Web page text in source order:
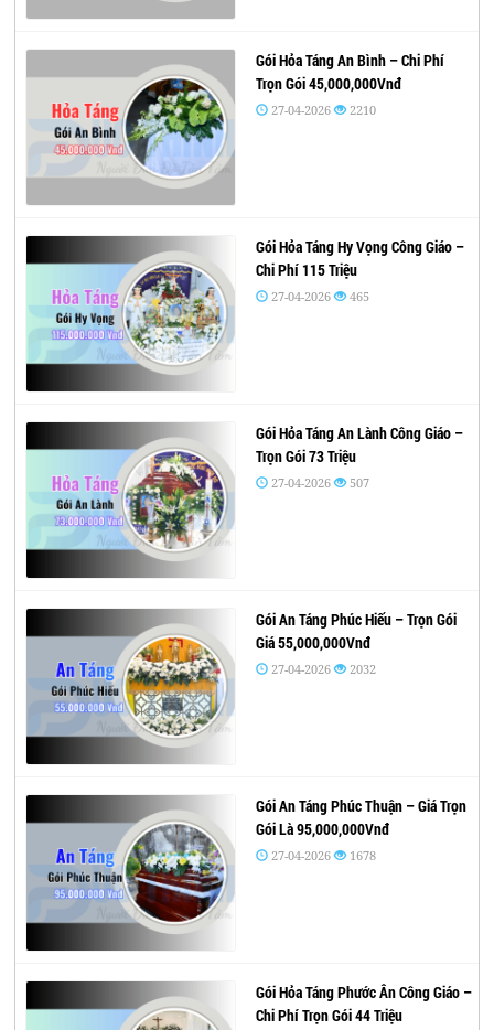
Gói Hỏa Táng An Bình – Chi Phí
Trọn Gói 45,000,000Vnđ
27-04-2026 2210
Gói Hỏa Táng Hy Vọng Công Giáo –
Chi Phí 115 Triệu
27-04-2026 465
Gói Hỏa Táng An Lành Công Giáo –
Trọn Gói 73 Triệu
27-04-2026 507
Gói An Táng Phúc Hiếu – Trọn Gói
Giá 55,000,000Vnđ
27-04-2026 2032
Gói An Táng Phúc Thuận – Giá Trọn
Gói Là 95,000,000Vnđ
27-04-2026 1678
Gói Hỏa Táng Phước Ân Công Giáo –
Chi Phí Trọn Gói 44 Triệu